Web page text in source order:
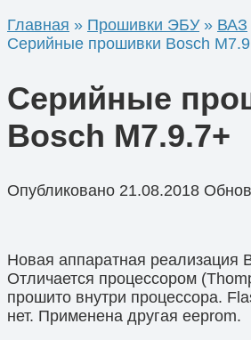
Главная » Прошивки ЭБУ » ВАЗ
Серийные прошивки Bosch
Серийные
Bosch M7.9.7+
Опубликовано 21.08.2018
Новая аппаратная реализация
Отличается процессором
прошито внутри процессора.
нет. Применена другая eeprom.